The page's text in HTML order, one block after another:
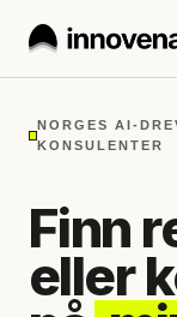
NORGES AI-
KONSULENTER
Finn
eller